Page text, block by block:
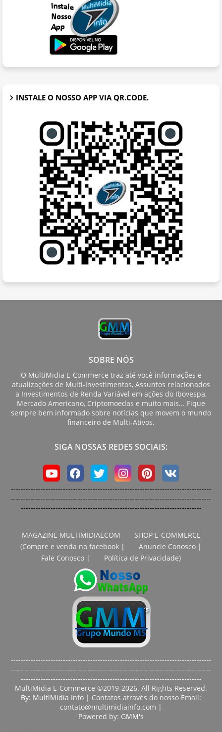
INSTALE O NOSSO APP VIA QR.CODE.
SOBRE NÓS
O MultiMidia E-Commerce traz até você informações e
atualizações de Multi-Investimentos, Assuntos relacionados
a Investimentos de Renda Variável em ações do Ibovespa,
Mercado Americano, Criptomoedas e muito mais... Fique
sempre bem informado sobre notícias que movem o mundo
financeiro de Multi-Ativos.
SIGA NOSSAS REDES SOCIAIS:
---------------------------------------------------------------------------------
---------------------------------------------------------------------------------
-------------------------------------------------------------------------
MAGAZINE MULTIMIDIAECOM
SHOP E-COMMERCE
(Compre e venda no facebook |
Anuncie Conosco |
Fale Conosco |
Política de Privacidade)
---------------------------------------------------------------------------------
---------------------------------------------------------------------------------
-------------------------------------------------------------------------
MultiMidia E-Commerce ©2019-2026. All Rights Reserved.
By: MultiMidia Info | Contatos através do nosso Email:
contato@multimidiainfo.com |
Powered by: GMM's